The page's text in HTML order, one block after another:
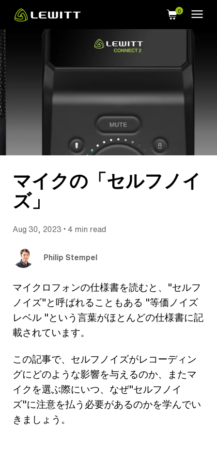
main
content
マイクの「セルフノイ
ズ」
Aug 30, 2023 • 4 min read
Philip Stempel
マイクロフォンの仕様書を読むと、"セルフ
ノイズ"と呼ばれることもある "等価ノイズ
レベル "という言葉がほとんどの仕様書に記
載されています。
この記事で、セルフノイズがレコーディン
グにどのような影響を与えるのか、またマ
イクを選ぶ際にいつ、なぜ"セルフノイ
ズ"に注意を払う必要があるのかを学んでい
きましょう。